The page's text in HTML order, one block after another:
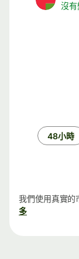
沒有
48小時
我們使用真實的
多